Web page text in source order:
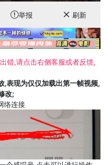
举报 刷新
错,请点击右侧客服或者反馈,
,表现为仅仅加载出第一帧视频,
改;
络连接